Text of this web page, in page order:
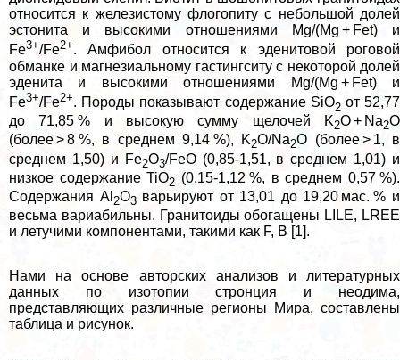
относится к железистому флогопиту с небольшой долей
эстонита и высокими отношениями Mg/(Mg + Fet) и
Fe3+/Fe2+. Амфибол относится к эденитовой роговой
обманке и магнезиальному гастингситу с некоторой долей
эденита и высокими отношениями Mg/(Mg + Fet) и
Fe3+/Fe2+. Породы показывают содержание SiO2от 52,77
до 71,85 % и высокую сумму щелочей K2O + Na2O
(более > 8 %, в среднем 9,14 %), K2O/Na2O (более > 1, в
среднем 1,50) и Fe2O3/FeO (0,85-1,51, в среднем 1,01) и
низкое содержание TiO2 (0,15-1,12 %, в среднем 0,57 %).
Содержания Al 2O3варьируют от 13,01 до 19,20 мас. % и
весьма вариабильны. Гранитоиды обогащены LILE, LREE
и летучими компонентами, такими как F, В [1].
Нами на основе авторских анализов и литературных
данных по изотопии стронция и неодима,
представляющих различные регионы Мира, составлены
таблица и рисунок.